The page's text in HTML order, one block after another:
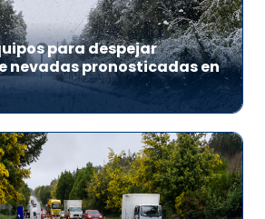
para despejar
nevadas pronosticadas en